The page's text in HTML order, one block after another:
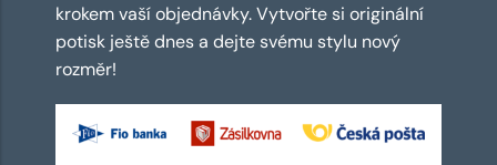
krokem vaší objednávky. Vytvořte si originální
potisk ještě dnes a dejte svému stylu nový
rozměr!